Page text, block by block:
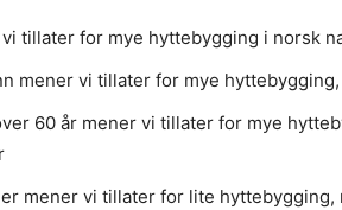
tillater for mye hyttebygging i norsk
mener vi tillater for mye
60 år mener vi tillater for mye
mener vi tillater for lite hyttebygging,